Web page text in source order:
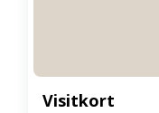
Visitkort